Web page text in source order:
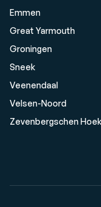
Emmen
Great Yarmouth
Groningen
Sneek
Veenendaal
Velsen-Noord
Zevenbergschen Hoek